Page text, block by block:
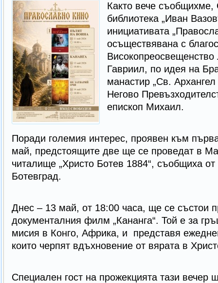
Както вече
библиотека „Иван
инициативата
осъществявана с
Гавриил, по идея на
манастир „Св.
Негово
епископ Михаил.
Поради големия интерес, проявен към
май, предстоящите две ще се проведат в
читалище „Христо Ботев 1884“, съобщиха от
Ботевград.
Днес – 13 май, от 18:00 часа, ще се състои
документалния филм „Кананга“. Той е за
мисия в Конго, Африка, и представя
които черпят вдъхновение от вярата в
Специален гост на прожекцията тази вечер